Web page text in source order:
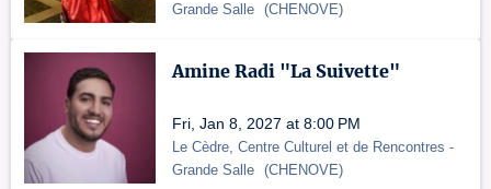
Grande Salle (CHENOVE)
Amine Radi "La Suivette"
Fri, Jan 8, 2027 at 8:00 PM
Le Cèdre, Centre Culturel et de Rencontres -
Grande Salle (CHENOVE)